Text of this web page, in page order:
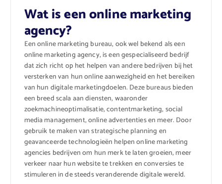
Wat is een online marketing
agency?
Een online marketing bureau, ook wel bekend als een
online marketing agency, is een gespecialiseerd bedrijf
dat zich richt op het helpen van andere bedrijven bij het
versterken van hun online aanwezigheid en het bereiken
van hun digitale marketingdoelen. Deze bureaus bieden
een breed scala aan diensten, waaronder
zoekmachineoptimalisatie, contentmarketing, social
media management, online advertenties en meer. Door
gebruik te maken van strategische planning en
geavanceerde technologieën helpen online marketing
agencies bedrijven om hun merk te laten groeien, meer
verkeer naar hun website te trekken en conversies te
stimuleren in de steeds veranderende digitale wereld.